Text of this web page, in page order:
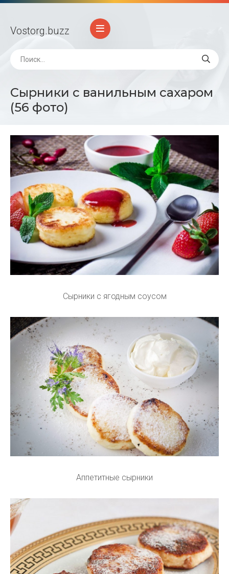
Vostorg.buzz
Сырники с ванильным сахаром
(56 фото)
Сырники с ягодным соусом
Аппетитные сырники